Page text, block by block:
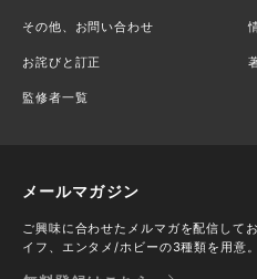
その他、お問い合わせ
お詫びと訂正
監修者一覧
メールマガジン
ご興味に合わせたメルマガを配信して
イフ、エンタメ/ホビーの3種類を用意。